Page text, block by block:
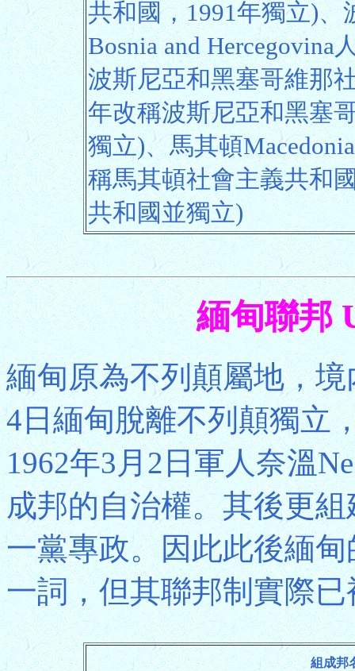
共和國，1991年獨立)
Bosnia and Hercegovina
波斯尼亞和黑塞哥維那
年改稱波斯尼亞和黑塞
獨立)、馬其頓
稱馬其頓社會主義共和
共和國並獨立)
緬甸聯邦
緬甸原為不列顛屬地，
4日緬甸脫離不列顛獨立
1962年3月2日軍人奈溫
成邦的自治權。其後更
一黨專政。因此此後緬
一詞，但其聯邦制實際
組成邦